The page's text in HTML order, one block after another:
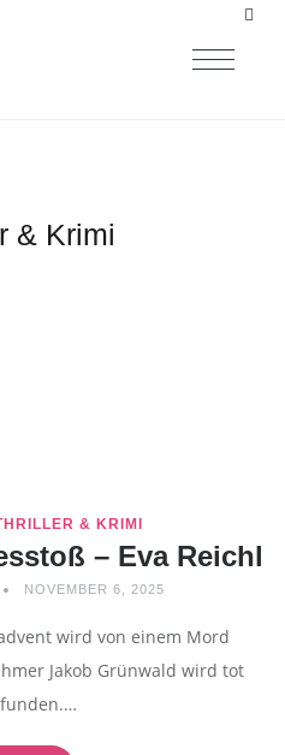
& Krimi
& KRIMI
– Eva Reichl
NOVEMBER 6, 2025
wird von einem Mord
Jakob Grünwald wird tot